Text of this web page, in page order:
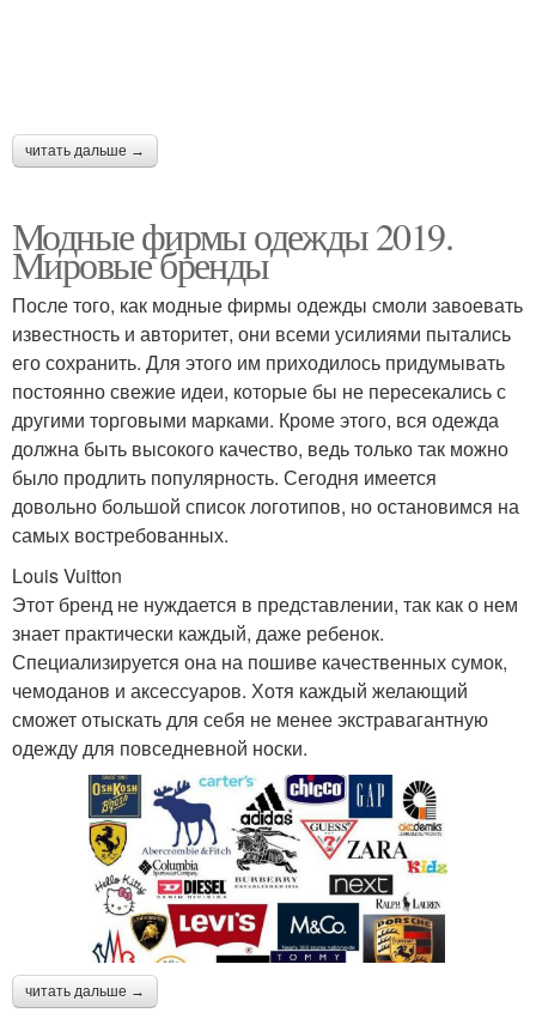
читать дальше →
Модные фирмы одежды 2019.
Мировые бренды
После того, как модные фирмы одежды смоли завоевать
известность и авторитет, они всеми усилиями пытались
его сохранить. Для этого им приходилось придумывать
постоянно свежие идеи, которые бы не пересекались с
другими торговыми марками. Кроме этого, вся одежда
должна быть высокого качество, ведь только так можно
было продлить популярность. Сегодня имеется
довольно большой список логотипов, но остановимся на
самых востребованных.
Louis Vuitton
Этот бренд не нуждается в представлении, так как о нем
знает практически каждый, даже ребенок.
Специализируется она на пошиве качественных сумок,
чемоданов и аксессуаров. Хотя каждый желающий
сможет отыскать для себя не менее экстравагантную
одежду для повседневной носки.
читать дальше →